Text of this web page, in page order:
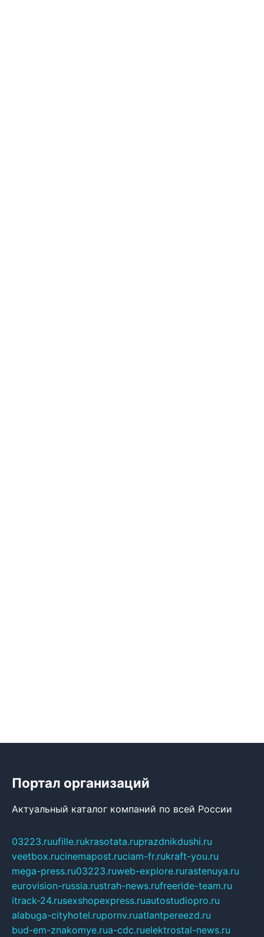
Портал организаций
Актуальный каталог компаний по всей России
03223.ruufille.rukrasotata.ruprazdnikdushi.ru
veetbox.rucinemapost.ruciam-fr.rukraft-you.ru
mega-press.ru03223.ruweb-explore.rurastenuya.ru
eurovision-russia.rustrah-news.rufreeride-team.ru
itrack-24.rusexshopexpress.ruautostudiopro.ru
alabuga-cityhotel.rupornv.ruatlantpereezd.ru
bud-em-znakomye.rua-cdc.ruelektrostal-news.ru